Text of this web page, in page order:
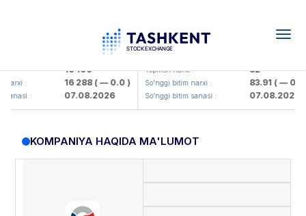
16 100
: 16 288( — 0.0 )
: 07.08.2026
KFSK (<Kafolat sug'urta
Yopilish narxi : 82
So'nggi bitim narxi : 83.91( — 0.0 )
So'nggi bitim sanasi : 07.08.2026
KOMPANIYA HAQIDA MA'LUMOT